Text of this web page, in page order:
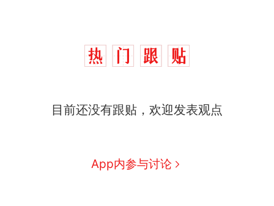
目前还没有跟贴，欢迎发表观点
App内参与讨论
热
“不想干了特提出辞职”，疑
任院长一职，不清楚辞职信来
号，仅凭视频评出？中国烹饪
140多朵
美国一场追捕行动中，一男子